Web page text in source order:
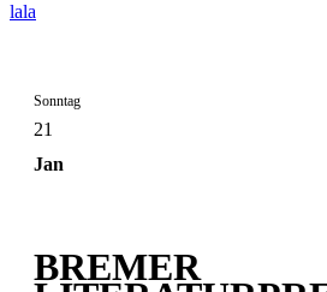
lala
Sonntag
21
Jan
BREMER